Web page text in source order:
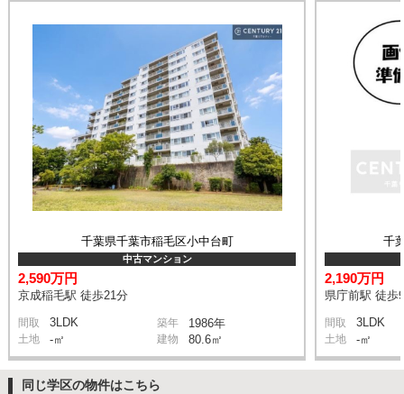
千葉県千葉市稲毛区小中台町
中古マンション
2,590万円
京成稲毛駅 徒歩21分
間取 3LDK 築年 1986年
土地 -㎡ 建物 80.6㎡
千
2,190万円
県庁前駅 徒歩
間取 3LDK
土地 -㎡
同じ学区の物件はこちら